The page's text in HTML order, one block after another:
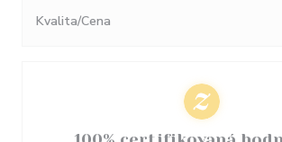
Kvalita/Cena